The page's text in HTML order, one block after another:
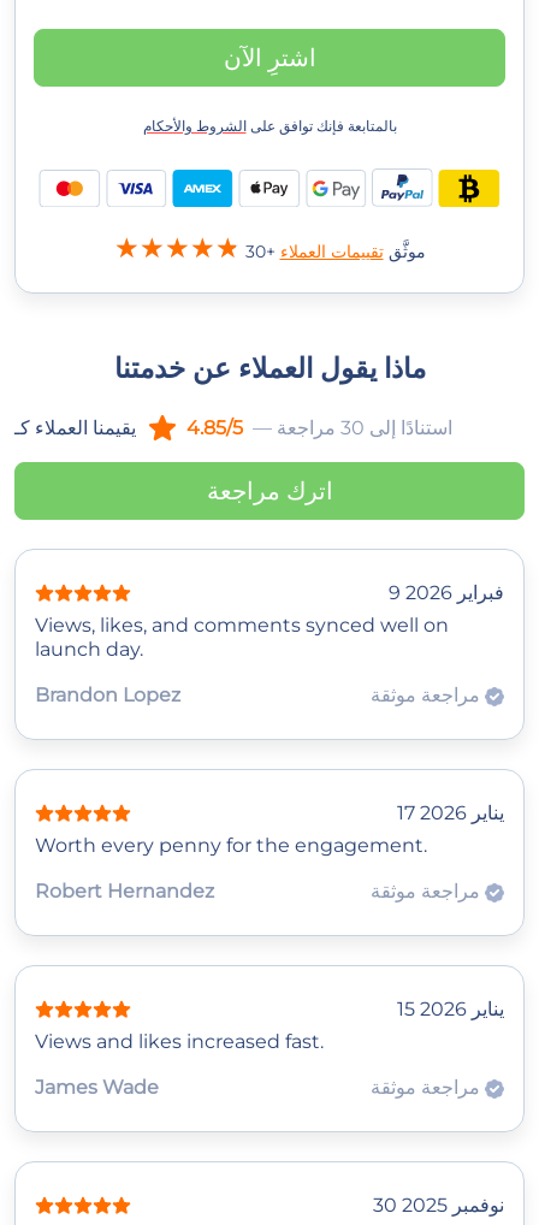
اشترِ الآن
بالمتابعة فإنك توافق علىالشروط والأحكام
30+ موثَّقتقييمات العملاء
ماذا يقول العملاء عن خدمتنا
يقيمنا العملاء كـ 4.85/5 — استنادًا إلى 30 مراجعة
اترك مراجعة
9 فبراير 2026
Views, likes, and comments synced well on
launch day.
Brandon Lopez
17 يناير 2026
Worth every penny for the engagement.
Robert Hernandez
15 يناير 2026
Views and likes increased fast.
James Wade
30 نوفمبر 2025